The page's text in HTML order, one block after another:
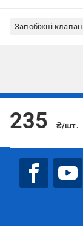
Запобіжні
235 ₴/шт.
Підписуйтесь,